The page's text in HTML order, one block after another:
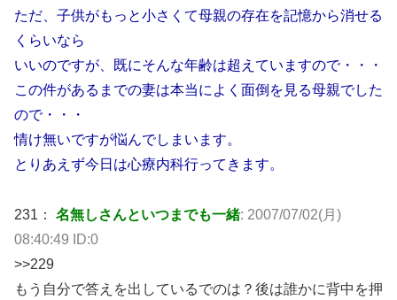
ただ、子供がもっと小さくて母親の存在を記憶から消せる
くらいなら
いいのですが、既にそんな年齢は超えていますので・・・
この件があるまでの妻は本当によく面倒を見る母親でした
ので・・・
情け無いですが悩んでしまいます。
とりあえず今日は心療内科行ってきます。
231： 名無しさんといつまでも一緒: 2007/07/02(月)
08:40:49 ID:0
>>229
もう自分で答えを出しているでのは？後は誰かに背中を押